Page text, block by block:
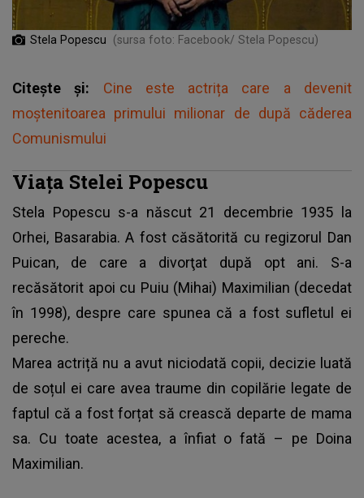
Stela Popescu (sursa foto: Facebook/ Stela Popescu)
Citește și: Cine este actrița care a devenit
moștenitoarea primului milionar de după căderea
Comunismului
Viața Stelei Popescu
Stela Popescu s-a născut 21 decembrie 1935 la
Orhei, Basarabia. A fost căsătorită cu regizorul Dan
Puican, de care a divorţat după opt ani. S-a
recăsătorit apoi cu Puiu (Mihai) Maximilian (decedat
în 1998), despre care spunea că a fost sufletul ei
pereche.
Marea actriță nu a avut niciodată copii, decizie luată
de soțul ei care avea traume din copilărie legate de
faptul că a fost forțat să crească departe de mama
sa. Cu toate acestea, a înfiat o fată – pe Doina
Maximilian.